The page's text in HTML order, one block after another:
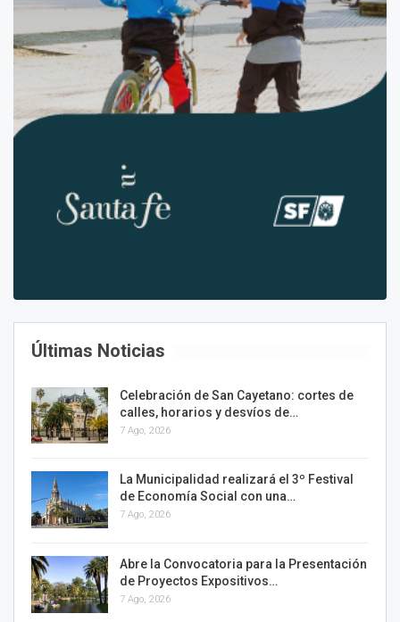
Últimas Noticias
Celebración de San Cayetano: cortes de
calles, horarios y desvíos de…
7 Ago, 2026
La Municipalidad realizará el 3º Festival
de Economía Social con una…
7 Ago, 2026
Abre la Convocatoria para la Presentación
de Proyectos Expositivos…
7 Ago, 2026